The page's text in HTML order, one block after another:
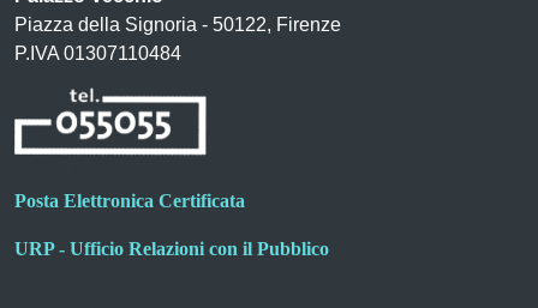
Piazza della Signoria - 50122, Firenze
P.IVA 01307110484
Posta Elettronica Certificata
URP - Ufficio Relazioni con il Pubblico